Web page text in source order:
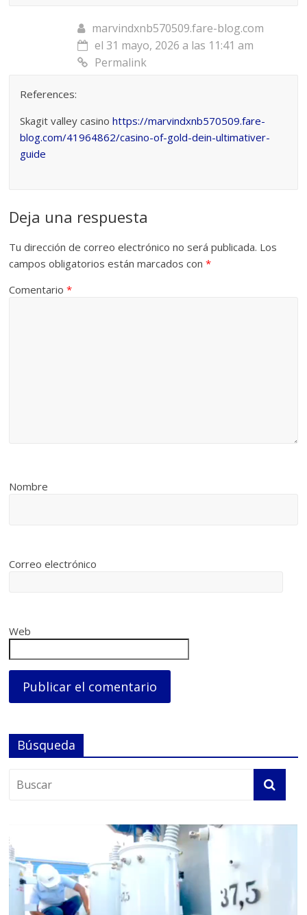
marvindxnb570509.fare-blog.com
el 31 mayo, 2026 a las 11:41 am
Permalink
References:
Skagit valley casinohttps://marvindxnb570509.fare-
blog.com/41964862/casino-of-gold-dein-ultimativer-
guide
Deja una respuesta
Tu dirección de correo electrónico no será publicada. Los
campos obligatorios están marcados con*
Comentario*
Nombre
Correo electrónico
Web
Búsqueda